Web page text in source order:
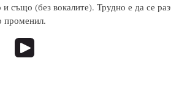
също (без вокалите). Трудно е да се
променил.